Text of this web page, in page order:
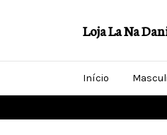
Loja La Na
Início